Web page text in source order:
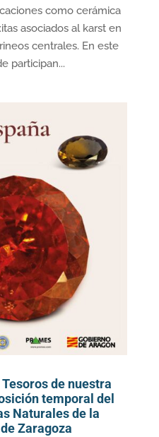
como cerámica
asociados al karst en
centrales. En este
participan...
Tesoros de nuestra
temporal del
Naturales de la
Zaragoza